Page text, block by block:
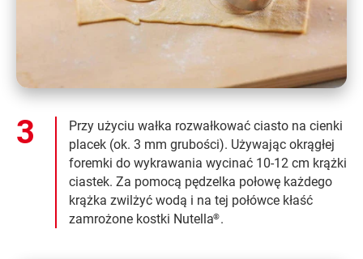
Przy użyciu wałka rozwałkować ciasto na cienki
placek (ok. 3 mm grubości). Używając okrągłej
foremki do wykrawania wycinać 10-12 cm krążki
ciastek. Za pomocą pędzelka połowę każdego
krążka zwilżyć wodą i na tej połówce kłaść
zamrożone kostki Nutella®.